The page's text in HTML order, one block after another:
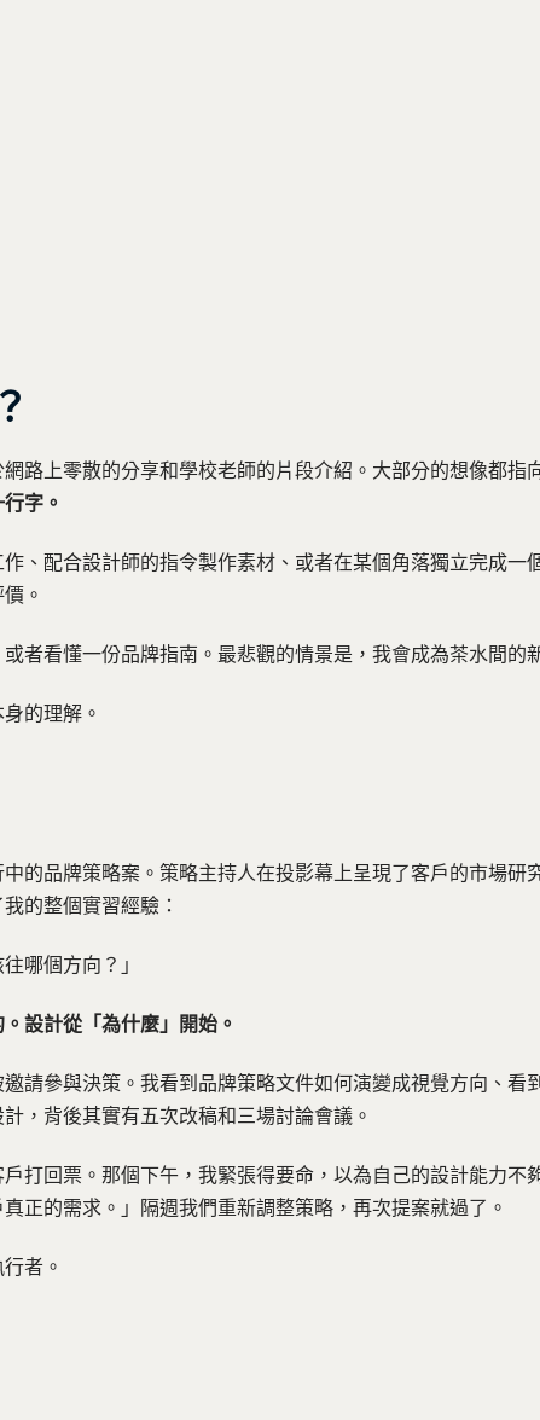
路上零散的分享和學校老師的片段介紹。大部分的想像都指
字。
、配合設計師的指令製作素材、或者在某個角落獨立完成一
。
者看懂一份品牌指南。最悲觀的情景是，我會成為茶水間的
的理解。
的品牌策略案。策略主持人在投影幕上呈現了客戶的市場研
的整個實習經驗：
哪個方向？」
設計從「為什麼」開始。
請參與決策。我看到品牌策略文件如何演變成視覺方向、看
，背後其實有五次改稿和三場討論會議。
打回票。那個下午，我緊張得要命，以為自己的設計能力不
正的需求。」隔週我們重新調整策略，再次提案就過了。
者。